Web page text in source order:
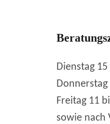
Dienstag
Freitag 11
sowie nach